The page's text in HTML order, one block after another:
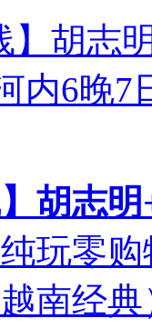
】胡志
玩零
南经